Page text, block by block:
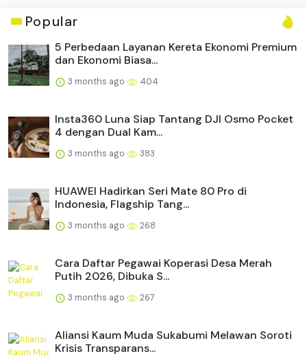
Popular
5 Perbedaan Layanan Kereta Ekonomi Premium
dan Ekonomi Biasa...
3 months ago 404
Insta360 Luna Siap Tantang DJI Osmo Pocket
4 dengan Dual Kam...
3 months ago 383
HUAWEI Hadirkan Seri Mate 80 Pro di
Indonesia, Flagship Tang...
3 months ago 268
Cara Daftar Pegawai Koperasi Desa Merah
Putih 2026, Dibuka S...
3 months ago 267
Aliansi Kaum Muda Sukabumi Melawan Soroti
Krisis Transparans...